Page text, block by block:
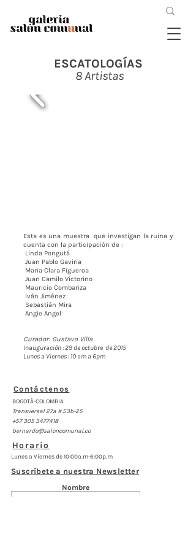
ESCATOLOGÍAS
8 Artistas
Esta es una muestra que investigan la ruina y
cuenta con la participación de :
Linda Pongutá
Juan Pablo Gaviria
Maria Clara Figueroa
Juan Camilo Victorino
Mauricio Combariza
Iván Jiménez
Sebastián Mira
Angie Angel
Curador: Gustavo Villa
Inauguración : 29 de octubre de 2015
Lunes a Viernes : 10 am a 6pm
Contáctenos
BOGOTÁ-COLOMBIA
Transversal 27a # 53b-25
+57 305 3477418
bernardo@saloncomunal.co
Horario
Lunes a Viernes de 10:00a.m-6:00p.m
Suscríbete a nuestra Newsletter
Nombre